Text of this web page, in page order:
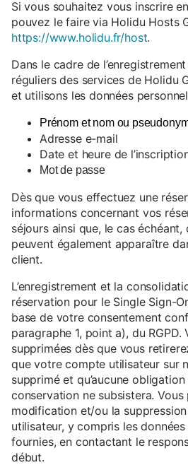
Si vous souhaitez vous inscrire
pouvez le faire via Holidu Hosts
https://www.holidu.fr/host.
Dans le cadre de
réguliers des services de Holidu
et utilisons les données
Prénom et nom ou
Adresse e-mail
Date et heure de
Mot de passe
Dès que vous effectuez une
informations concernant vos
séjours ainsi que, le cas échéant,
peuvent également apparaître
client.
L’enregistrement et la
réservation pour le Single Sign-
base de votre consentement
paragraphe 1, point a), du RGPD.
supprimées dès que vous
que votre compte utilisateur sur
supprimé et qu’aucune
conservation ne subsistera.
modification et/ou la
utilisateur, y compris les
fournies, en contactant le
début.